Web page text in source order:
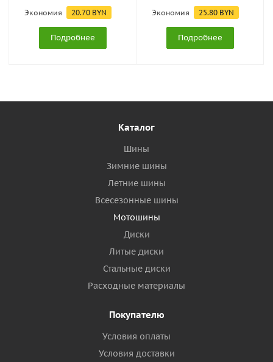
Экономия 20.70 BYN
Подробнее
Экономия 25.80 BYN
Подробнее
Каталог
Шины
Зимние шины
Летние шины
Всесезонные шины
Мотошины
Диски
Литые диски
Стальные диски
Расходные материалы
Покупателю
Условия оплаты
Условия доставки